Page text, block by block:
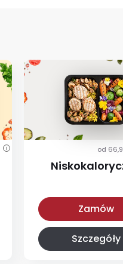
i od
Zamów
Szczegóły